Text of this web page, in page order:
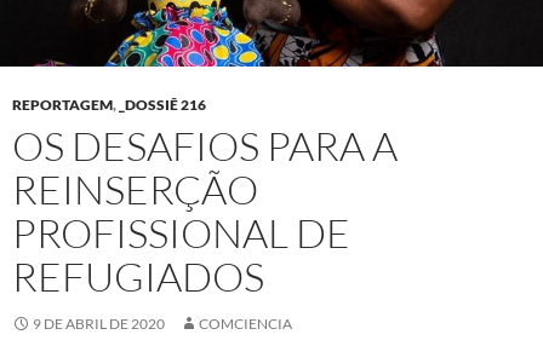
REPORTAGEM, _DOSSIÊ 216
OS DESAFIOS PARA A
REINSERÇÃO
PROFISSIONAL DE
REFUGIADOS
9 DE ABRIL DE 2020 COMCIENCIA